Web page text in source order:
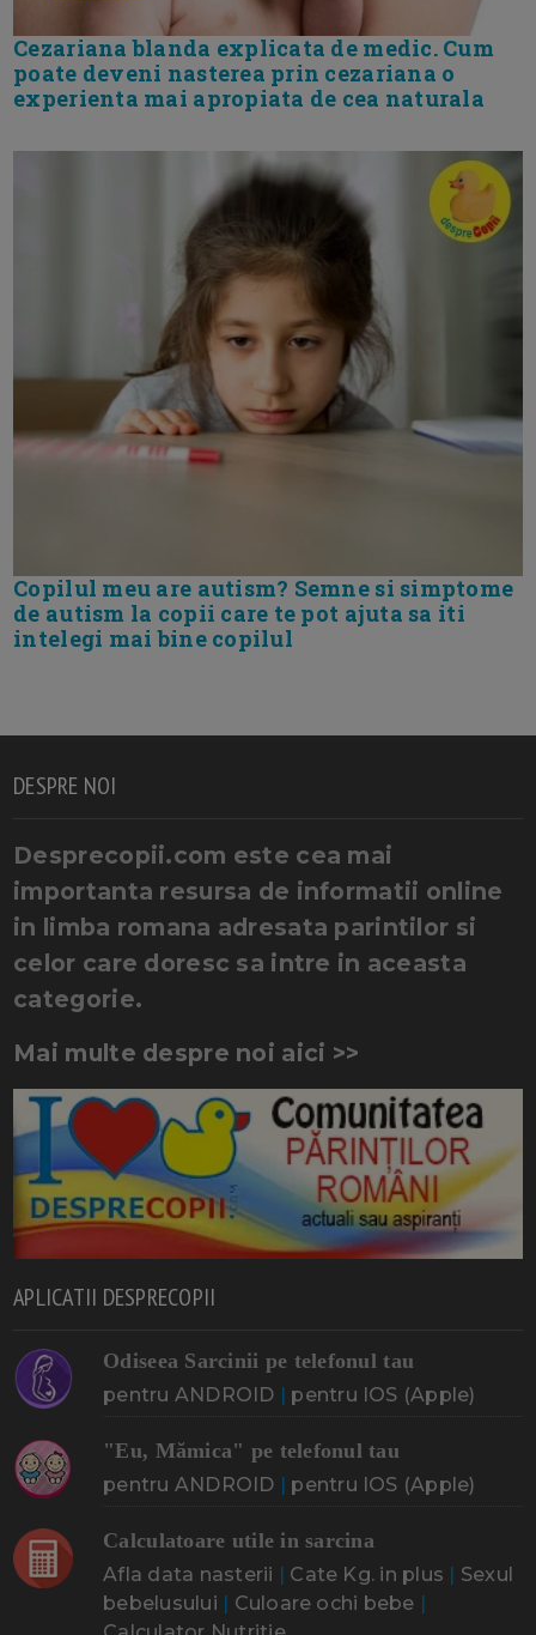
Cezariana blanda explicata de medic. Cum
poate deveni nasterea prin cezariana o
experienta mai apropiata de cea naturala
Copilul meu are autism? Semne si simptome
de autism la copii care te pot ajuta sa iti
intelegi mai bine copilul
DESPRE NOI
Desprecopii.com este cea mai
importanta resursa de informatii online
in limba romana adresata parintilor si
celor care doresc sa intre in aceasta
categorie.
Mai multe despre noi aici >>
APLICATII DESPRECOPII
Odiseea Sarcinii pe telefonul tau
pentru ANDROID | pentru IOS (Apple)
"Eu, Mămica" pe telefonul tau
pentru ANDROID | pentru IOS (Apple)
Calculatoare utile in sarcina
Afla data nasterii | Cate Kg. in plus | Sexul
bebelusului | Culoare ochi bebe |